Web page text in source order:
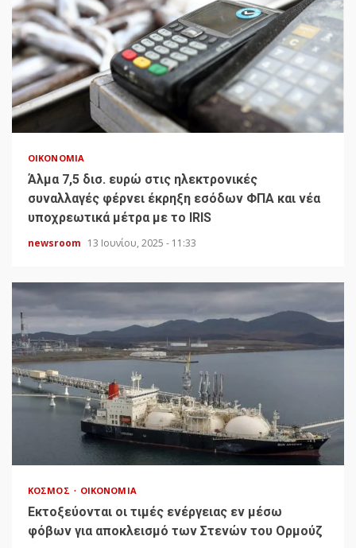
ΟΙΚΟΝΟΜΊΑ
Άλμα 7,5 δισ. ευρώ στις ηλεκτρονικές
συναλλαγές φέρνει έκρηξη εσόδων ΦΠΑ και νέα
υποχρεωτικά μέτρα με το IRIS
newsroom 13 Ιουνίου, 2025 - 11:33
ΚΌΣΜΟΣ ΟΙΚΟΝΟΜΊΑ
Εκτοξεύονται οι τιμές ενέργειας εν μέσω
φόβων για αποκλεισμό των Στενών του Ορμούζ